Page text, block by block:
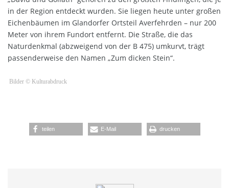
in der Region entdeckt wurden. Sie liegen heute unter großen
Eichenbäumen im Glandorfer Ortsteil Averfehrden – nur 200
Meter von ihrem Fundort entfernt. Die Straße, die das
Naturdenkmal (abzweigend von der B 475) umkurvt, trägt
passenderweise den Namen „Zum dicken Stein“.
Bilder © Kulturabdruck
teilen E-Mail drucken